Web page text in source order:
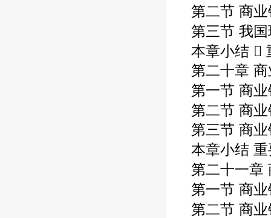
第二节 商
第三节 我
本章小结 
第二十章
第一节 商
第二节 商
第三节 商
本章小结
第二十一章
第一节 商
第二节 商